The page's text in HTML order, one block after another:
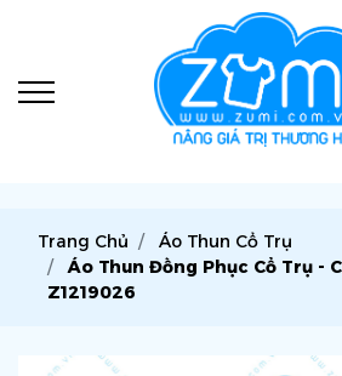
Trang Chủ
Áo Thun Cổ Trụ
Áo Thun Đồng Phục Cổ Trụ -
Z1219026